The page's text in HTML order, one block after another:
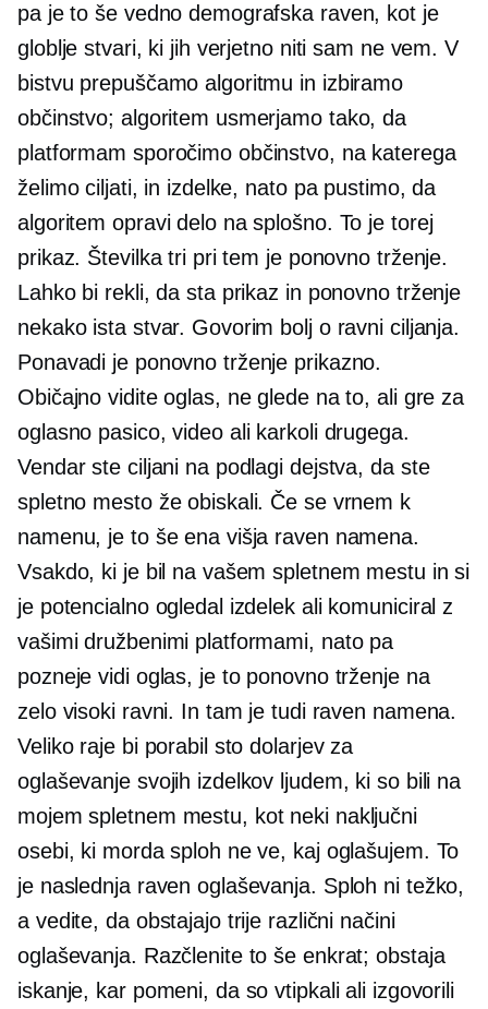
pa je to še vedno demografska raven, kot je
globlje stvari, ki jih verjetno niti sam ne vem. V
bistvu prepuščamo algoritmu in izbiramo
občinstvo; algoritem usmerjamo tako, da
platformam sporočimo občinstvo, na katerega
želimo ciljati, in izdelke, nato pa pustimo, da
algoritem opravi delo na splošno. To je torej
prikaz. Številka tri pri tem je ponovno trženje.
Lahko bi rekli, da sta prikaz in ponovno trženje
nekako ista stvar. Govorim bolj o ravni ciljanja.
Ponavadi je ponovno trženje prikazno.
Običajno vidite oglas, ne glede na to, ali gre za
oglasno pasico, video ali karkoli drugega.
Vendar ste ciljani na podlagi dejstva, da ste
spletno mesto že obiskali. Če se vrnem k
namenu, je to še ena višja raven namena.
Vsakdo, ki je bil na vašem spletnem mestu in si
je potencialno ogledal izdelek ali komuniciral z
vašimi družbenimi platformami, nato pa
pozneje vidi oglas, je to ponovno trženje na
zelo visoki ravni. In tam je tudi raven namena.
Veliko raje bi porabil sto dolarjev za
oglaševanje svojih izdelkov ljudem, ki so bili na
mojem spletnem mestu, kot neki naključni
osebi, ki morda sploh ne ve, kaj oglašujem. To
je naslednja raven oglaševanja. Sploh ni težko,
a vedite, da obstajajo trije različni načini
oglaševanja. Razčlenite to še enkrat; obstaja
iskanje, kar pomeni, da so vtipkali ali izgovorili